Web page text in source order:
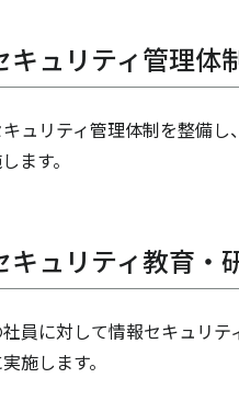
キュリティ管理体
ュリティ管理体制を整備
ます。
キュリティ教育・
員に対して情報セキュリ
施します。